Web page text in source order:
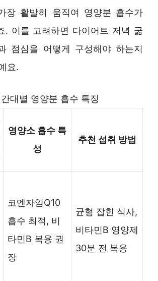
장 활발히 움직여 영양분 흡수가
. 이를 고려하면 다이어트 저녁 굶
점심을 어떻게 구성해야 하는지
요.
대별 영양분 흡수 특징
영양소 흡수 특
성
추천 섭취 방법
코엔자임Q10
흡수 최적, 비
타민B 복용 권
장
균형 잡힌 식사,
비타민B 영양제
30분 전 복용